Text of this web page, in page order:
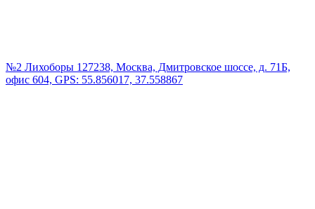
№2 Лихоборы 127238, Москва, Дмитровское шоссе, д. 71Б,
офис 604, GPS: 55.856017, 37.558867